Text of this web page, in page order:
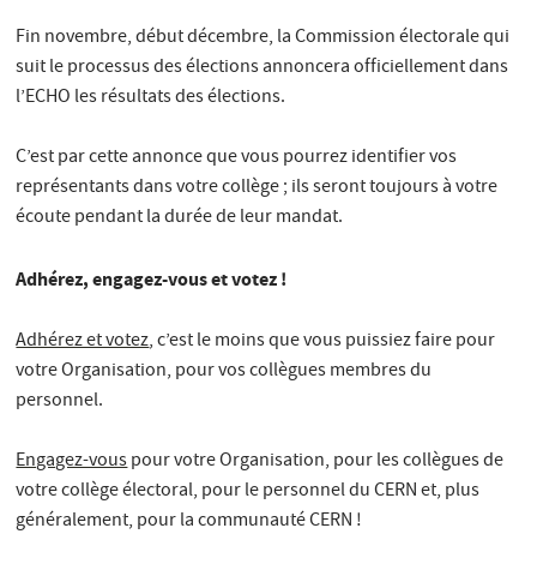
Fin novembre, début décembre, la Commission électorale qui
suit le processus des élections annoncera officiellement dans
l’ECHO les résultats des élections.
C’est par cette annonce que vous pourrez identifier vos
représentants dans votre collège ; ils seront toujours à votre
écoute pendant la durée de leur mandat.
Adhérez, engagez-vous et votez !
Adhérez et votez, c’est le moins que vous puissiez faire pour
votre Organisation, pour vos collègues membres du
personnel.
Engagez-vouspour votre Organisation, pour les collègues de
votre collège électoral, pour le personnel du CERN et, plus
généralement, pour la communauté CERN !